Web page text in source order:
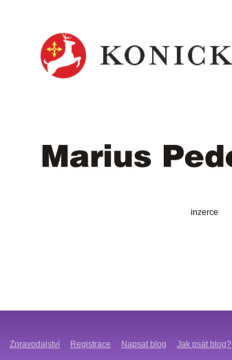
inzerce
Zpravodajství Registrace Napsat blog Jak psát blog?